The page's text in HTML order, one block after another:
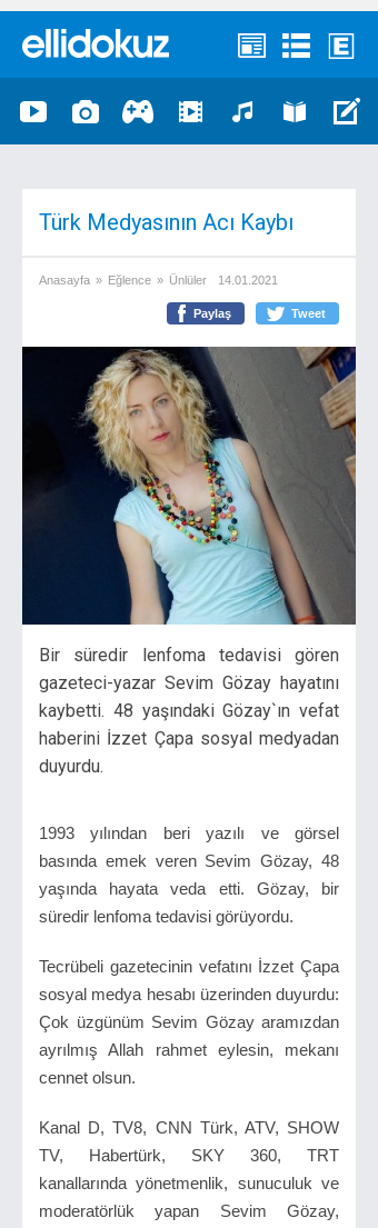
Türk Medyasının Acı Kaybı
Anasayfa » Eğlence » Ünlüler 14.01.2021
Paylaş Tweet
Bir süredir lenfoma tedavisi gören
gazeteci-yazar Sevim Gözay hayatını
kaybetti. 48 yaşındaki Gözay`ın vefat
haberini İzzet Çapa sosyal medyadan
duyurdu.
1993 yılından beri yazılı ve görsel
basında emek veren Sevim Gözay, 48
yaşında hayata veda etti. Gözay, bir
süredir lenfoma tedavisi görüyordu.
Tecrübeli gazetecinin vefatını İzzet Çapa
sosyal medya hesabı üzerinden duyurdu:
Çok üzgünüm Sevim Gözay aramızdan
ayrılmış Allah rahmet eylesin, mekanı
cennet olsun.
Kanal D, TV8, CNN Türk, ATV, SHOW
TV, Habertürk, SKY 360, TRT
kanallarında yönetmenlik, sunuculuk ve
moderatörlük yapan Sevim Gözay,